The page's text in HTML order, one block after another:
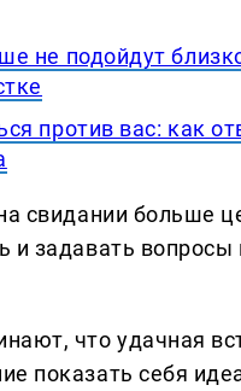
не подойдут
против вас: как
свидании больше
и задавать
что удачная
показать себя